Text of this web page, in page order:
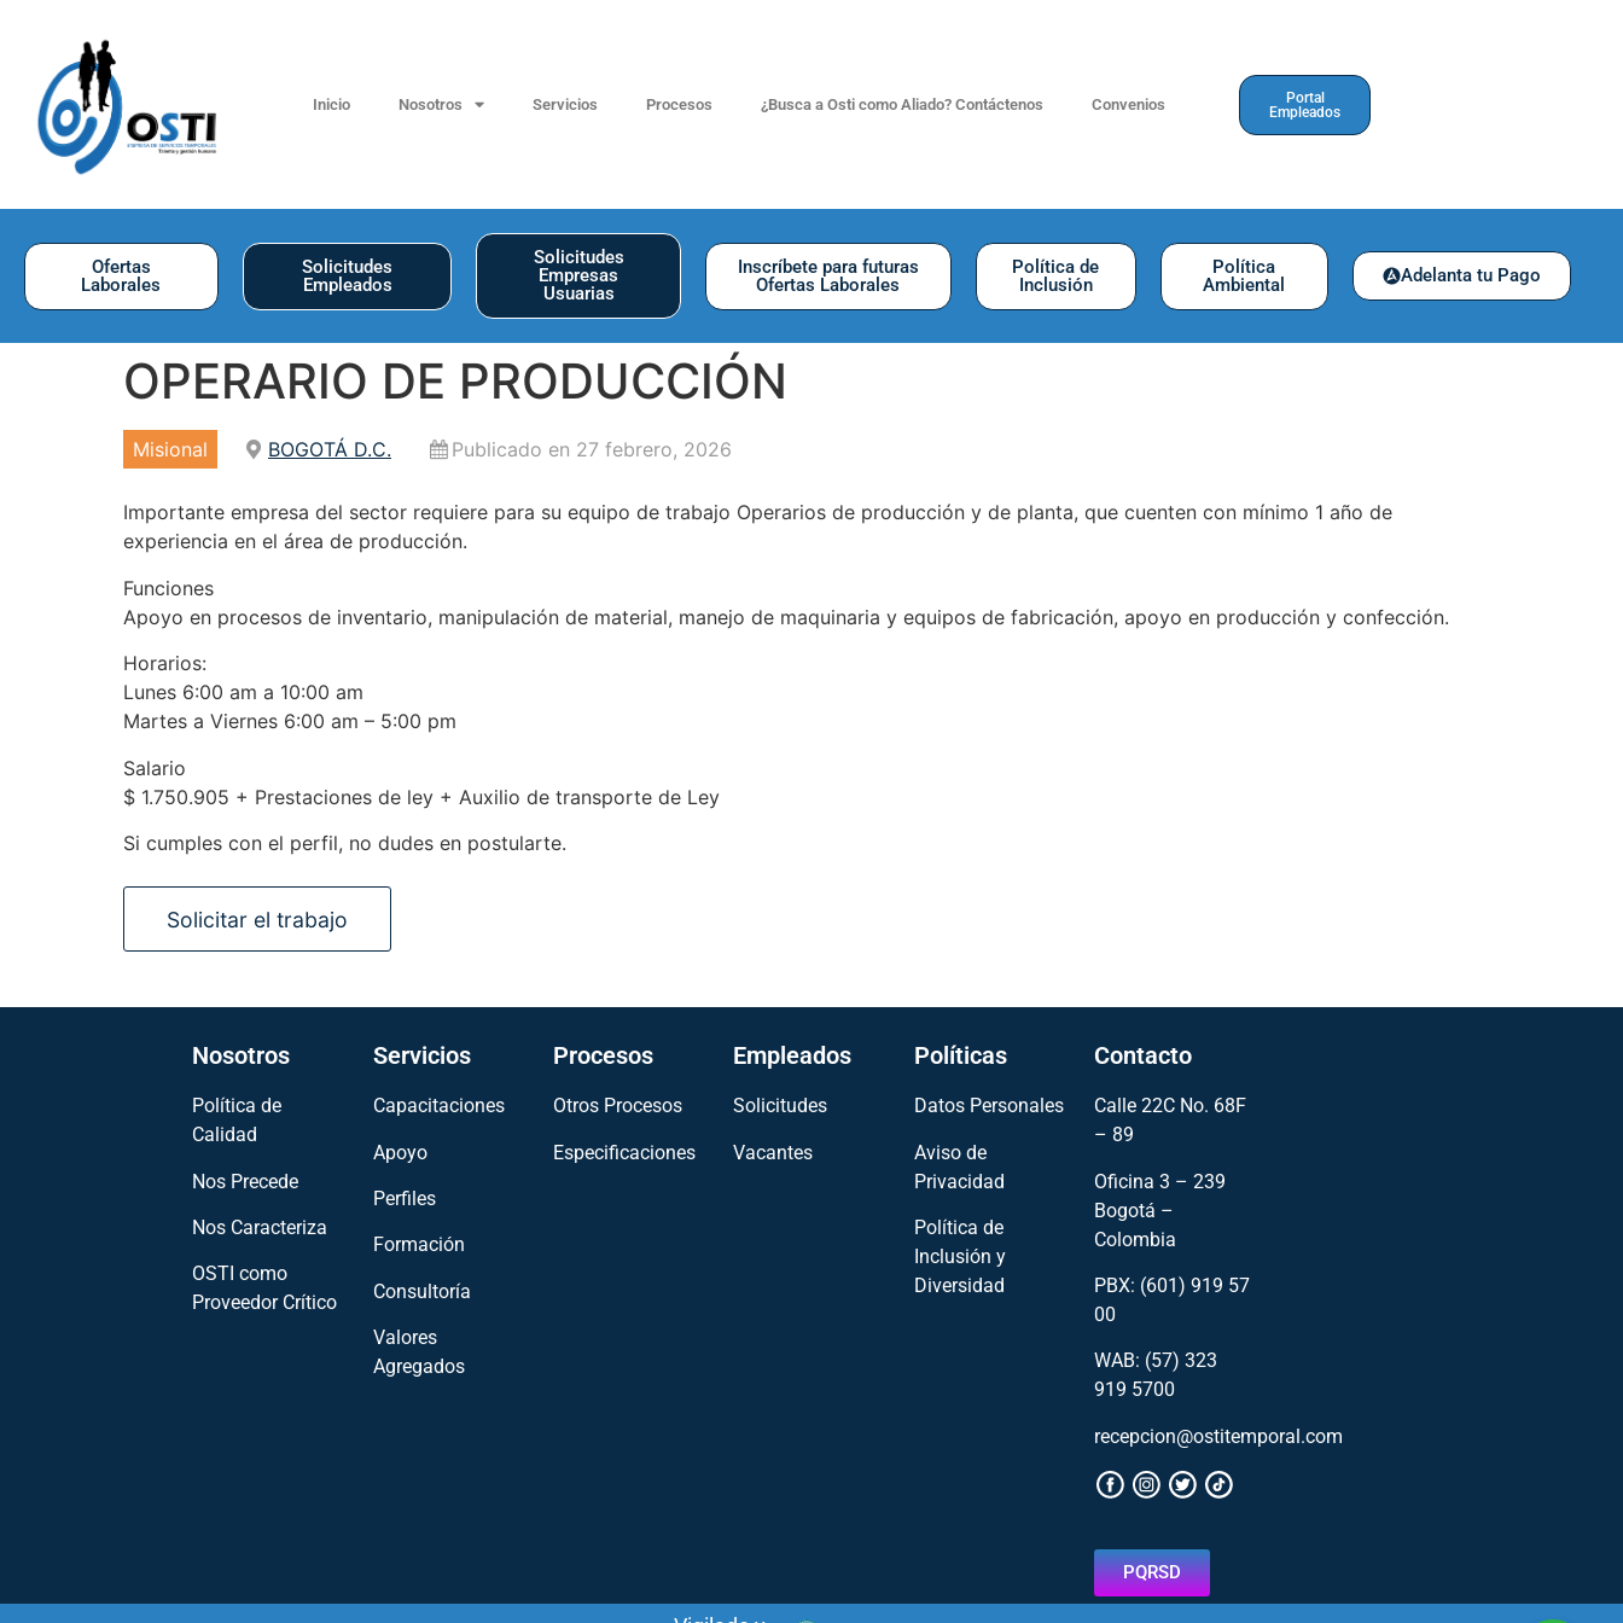
Inicio Nosotros Servicios Procesos ¿Busca a Osti como Aliado? Contáctenos Convenios
Portal
Empleados
Ofertas
Laborales
Solicitudes
Empleados
Solicitudes
Empresas
Usuarias
Inscríbete para futuras
Ofertas Laborales
Política de
Inclusión
Política
Ambiental
Adelanta tu Pago
OPERARIO DE PRODUCCIÓN
Misional BOGOTÁ D.C. Publicado en 27 febrero, 2026
Importante empresa del sector requiere para su equipo de trabajo Operarios de producción y de planta, que cuenten con mínimo 1 año de
experiencia en el área de producción.
Funciones
Apoyo en procesos de inventario, manipulación de material, manejo de maquinaria y equipos de fabricación, apoyo en producción y confección.
Horarios:
Lunes 6:00 am a 10:00 am
Martes a Viernes 6:00 am – 5:00 pm
Salario
$ 1.750.905 + Prestaciones de ley + Auxilio de transporte de Ley
Si cumples con el perfil, no dudes en postularte.
Nosotros
Política de
Calidad
Nos Precede
Nos Caracteriza
OSTI como
Proveedor Crítico
Servicios
Capacitaciones
Apoyo
Perfiles
Formación
Consultoría
Valores
Agregados
Procesos
Otros Procesos
Especificaciones
Empleados
Solicitudes
Vacantes
Políticas
Datos Personales
Aviso de
Privacidad
Política de
Inclusión y
Diversidad
Contacto
Calle 22C No. 68F
– 89
Oficina 3 – 239
Bogotá –
Colombia
PBX: (601) 919 57
00
WAB: (57) 323
919 5700
recepcion@ostitemporal.com
PQRSD